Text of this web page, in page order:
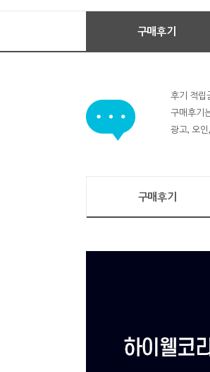
구매후기
후기 적립
구매후기
광고, 오
구매후기